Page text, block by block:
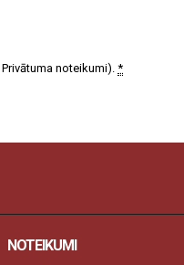
Privātuma noteikumi). *
NOTEIKUMI